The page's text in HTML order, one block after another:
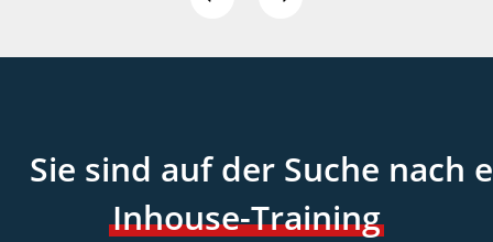
Sie sind auf der Suche nach
Inhouse-Training